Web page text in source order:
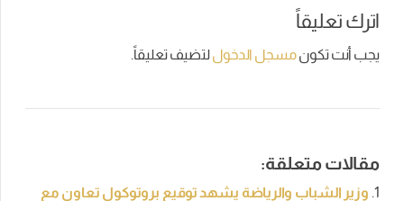
اترك تعليقاً
يجب أنت تكونمسجل الدخوللتضيف تعليقاً.
مقالات متعلقة:
وزير الشباب والرياضة يشهد توقيع بروتوكول تعاون مع